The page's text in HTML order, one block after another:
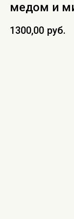
медом и
1300,00 руб.